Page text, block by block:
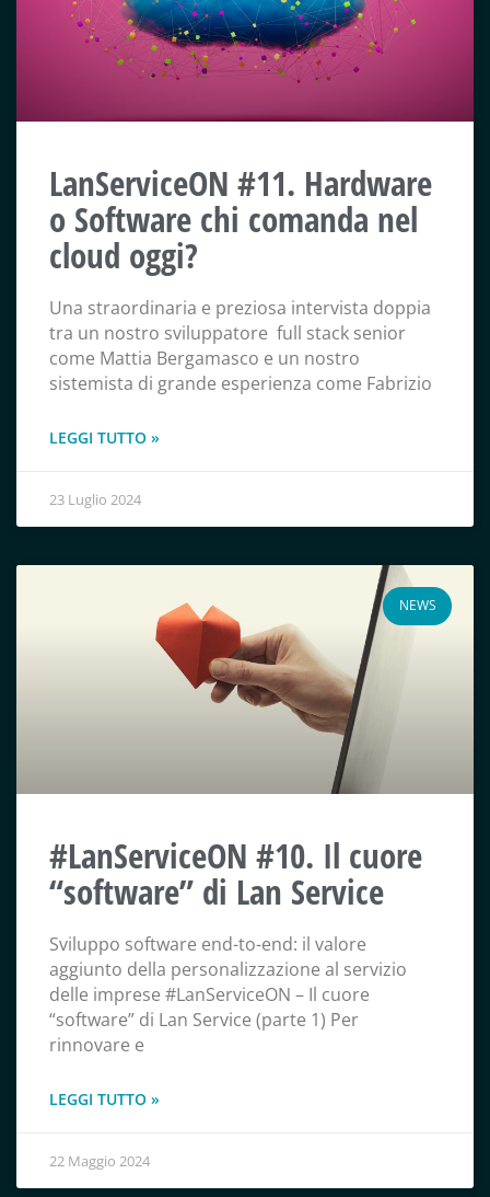
LanServiceON #11. Hardware
o Software chi comanda nel
cloud oggi?
Una straordinaria e preziosa intervista doppia
tra un nostro sviluppatore full stack senior
come Mattia Bergamasco e un nostro
sistemista di grande esperienza come Fabrizio
LEGGI TUTTO »
23 Luglio 2024
NEWS
#LanServiceON #10. Il cuore
“software” di Lan Service
Sviluppo software end-to-end: il valore
aggiunto della personalizzazione al servizio
delle imprese #LanServiceON – Il cuore
“software” di Lan Service (parte 1) Per
rinnovare e
LEGGI TUTTO »
22 Maggio 2024